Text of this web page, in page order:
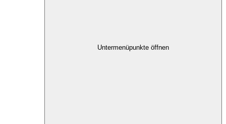
Untermenüpunkte öffnen